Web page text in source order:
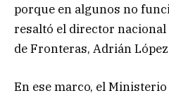
porque en algunos no
resaltó el director
de Fronteras, Adrián
En ese marco, el